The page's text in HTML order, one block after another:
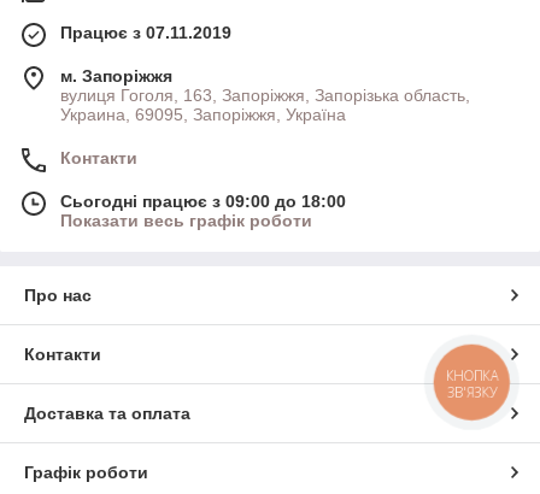
Працює з 07.11.2019
м. Запоріжжя
вулиця Гоголя, 163, Запоріжжя, Запорізька область,
Украина, 69095, Запоріжжя, Україна
Контакти
Сьогодні працює з 09:00 до 18:00
Показати весь графік роботи
Про нас
Контакти
Доставка та оплата
Графік роботи
КНОПКА
ЗВ'ЯЗКУ